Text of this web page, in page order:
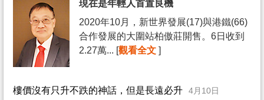
現在是年輕人首置良機
2020年10月，新世界發展(17)與港鐵(66)
合作發展的大圍站柏傲莊開售。6日收到
2.27萬... [觀看全文 ]
樓價沒有只升不跌的神話，但是長遠必升 4月10日